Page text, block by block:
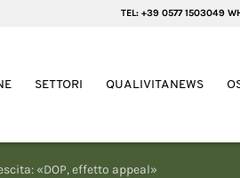
TEL: +39 0577 1503049
SETTORI QUALIVITANEWS
«DOP, effetto appeal»